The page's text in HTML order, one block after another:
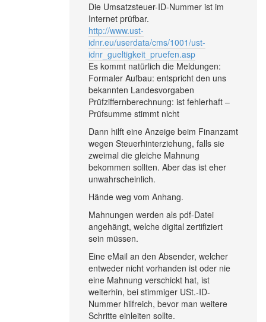
Die Umsatzsteuer-ID-Nummer ist im
Internet prüfbar.
http://www.ust-
idnr.eu/userdata/cms/1001/ust-
idnr_gueltigkeit_pruefen.asp
Es kommt natürlich die Meldungen:
Formaler Aufbau: entspricht den uns
bekannten Landesvorgaben
Prüfziffernberechnung: ist fehlerhaft –
Prüfsumme stimmt nicht
Dann hilft eine Anzeige beim Finanzamt
wegen Steuerhinterziehung, falls sie
zweimal die gleiche Mahnung
bekommen sollten. Aber das ist eher
unwahrscheinlich.
Hände weg vom Anhang.
Mahnungen werden als pdf-Datei
angehängt, welche digital zertifiziert
sein müssen.
Eine eMail an den Absender, welcher
entweder nicht vorhanden ist oder nie
eine Mahnung verschickt hat, ist
weiterhin, bei stimmiger USt.-ID-
Nummer hilfreich, bevor man weitere
Schritte einleiten sollte.